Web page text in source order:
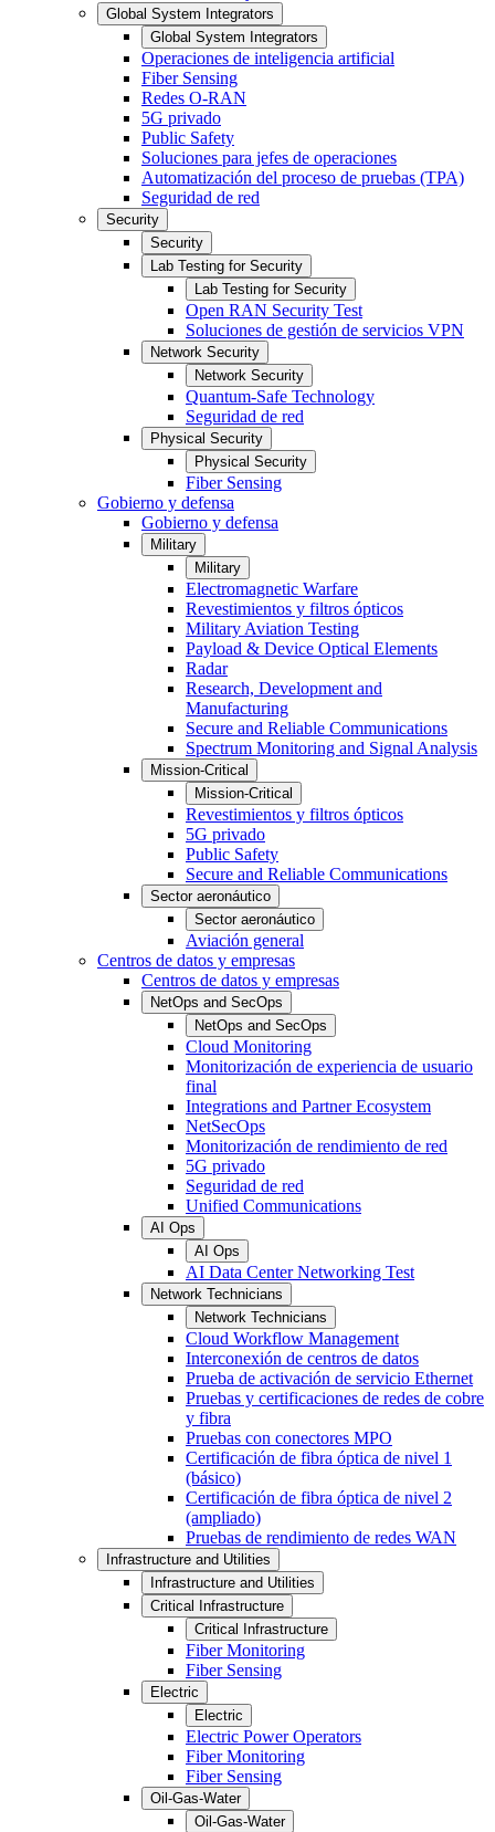
Global System Integrators
Global System Integrators
Operaciones de inteligencia artificial
Fiber Sensing
Redes O-RAN
5G privado
Public Safety
Soluciones para jefes de operaciones
Automatización del proceso de pruebas (TPA)
Seguridad de red
Security
Security
Lab Testing for Security
Lab Testing for Security
Open RAN Security Test
Soluciones de gestión de servicios VPN
Network Security
Network Security
Quantum-Safe Technology
Seguridad de red
Physical Security
Physical Security
Fiber Sensing
Gobierno y defensa
Gobierno y defensa
Military
Military
Electromagnetic Warfare
Revestimientos y filtros ópticos
Military Aviation Testing
Payload & Device Optical Elements
Radar
Research, Development and
Manufacturing
Secure and Reliable Communications
Spectrum Monitoring and Signal Analysis
Mission-Critical
Mission-Critical
Revestimientos y filtros ópticos
5G privado
Public Safety
Secure and Reliable Communications
Sector aeronáutico
Sector aeronáutico
Aviación general
Centros de datos y empresas
Centros de datos y empresas
NetOps and SecOps
NetOps and SecOps
Cloud Monitoring
Monitorización de experiencia de usuario
final
Integrations and Partner Ecosystem
NetSecOps
Monitorización de rendimiento de red
5G privado
Seguridad de red
Unified Communications
AI Ops
AI Ops
AI Data Center Networking Test
Network Technicians
Network Technicians
Cloud Workflow Management
Interconexión de centros de datos
Prueba de activación de servicio Ethernet
Pruebas y certificaciones de redes de cobre
y fibra
Pruebas con conectores MPO
Certificación de fibra óptica de nivel 1
(básico)
Certificación de fibra óptica de nivel 2
(ampliado)
Pruebas de rendimiento de redes WAN
Infrastructure and Utilities
Infrastructure and Utilities
Critical Infrastructure
Critical Infrastructure
Fiber Monitoring
Fiber Sensing
Electric
Electric
Electric Power Operators
Fiber Monitoring
Fiber Sensing
Oil-Gas-Water
Oil-Gas-Water